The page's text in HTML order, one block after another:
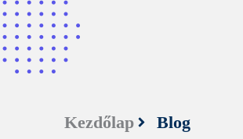
Kezdőlap Blog